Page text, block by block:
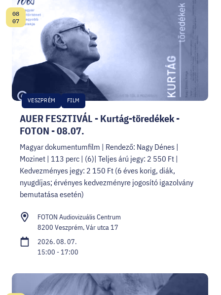
AUER FESZTIVÁL - Kurtág-töredékek -
FOTON - 08.07.
VESZPRÉM FILM
Dátum:
08
07
Magyar dokumentumfilm | Rendező: Nagy Dénes |
Mozinet | 113 perc | (6)| Teljes árú jegy: 2 550 Ft |
Kedvezményes jegy: 2 150 Ft (6 éves korig, diák,
nyugdíjas; érvényes kedvezményre jogosító igazolvány
bemutatása esetén)
FOTON Audiovizuális Centrum
8200 Veszprém, Vár utca 17
2026. 08. 07.
15:00 - 17:00